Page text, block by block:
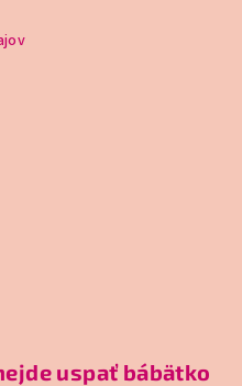
uspať bábätko